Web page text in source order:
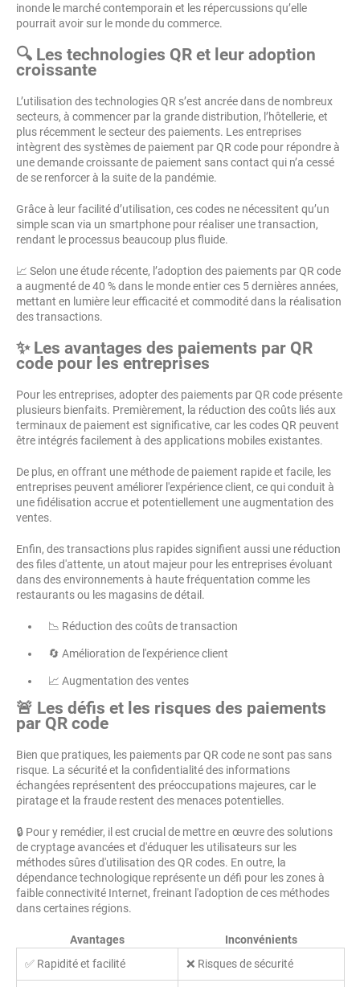
inonde le marché contemporain et les répercussions qu’elle
pourrait avoir sur le monde du commerce.
🔍 Les technologies QR et leur adoption
croissante
L’utilisation des technologies QR s’est ancrée dans de nombreux
secteurs, à commencer par la grande distribution, l’hôtellerie, et
plus récemment le secteur des paiements. Les entreprises
intègrent des systèmes de paiement par QR code pour répondre à
une demande croissante de paiement sans contact qui n’a cessé
de se renforcer à la suite de la pandémie.
Grâce à leur facilité d’utilisation, ces codes ne nécessitent qu’un
simple scan via un smartphone pour réaliser une transaction,
rendant le processus beaucoup plus fluide.
📈 Selon une étude récente, l’adoption des paiements par QR code
a augmenté de 40 % dans le monde entier ces 5 dernières années,
mettant en lumière leur efficacité et commodité dans la réalisation
des transactions.
✨ Les avantages des paiements par QR
code pour les entreprises
Pour les entreprises, adopter des paiements par QR code présente
plusieurs bienfaits. Premièrement, la réduction des coûts liés aux
terminaux de paiement est significative, car les codes QR peuvent
être intégrés facilement à des applications mobiles existantes.
De plus, en offrant une méthode de paiement rapide et facile, les
entreprises peuvent améliorer l'expérience client, ce qui conduit à
une fidélisation accrue et potentiellement une augmentation des
ventes.
Enfin, des transactions plus rapides signifient aussi une réduction
des files d'attente, un atout majeur pour les entreprises évoluant
dans des environnements à haute fréquentation comme les
restaurants ou les magasins de détail.
📉 Réduction des coûts de transaction
🔄 Amélioration de l'expérience client
📈 Augmentation des ventes
🚨 Les défis et les risques des paiements
par QR code
Bien que pratiques, les paiements par QR code ne sont pas sans
risque. La sécurité et la confidentialité des informations
échangées représentent des préoccupations majeures, car le
piratage et la fraude restent des menaces potentielles.
🔒 Pour y remédier, il est crucial de mettre en œuvre des solutions
de cryptage avancées et d'éduquer les utilisateurs sur les
méthodes sûres d'utilisation des QR codes. En outre, la
dépendance technologique représente un défi pour les zones à
faible connectivité Internet, freinant l'adoption de ces méthodes
dans certaines régions.
Avantages
Inconvénients
✅ Rapidité et facilité
❌ Risques de sécurité